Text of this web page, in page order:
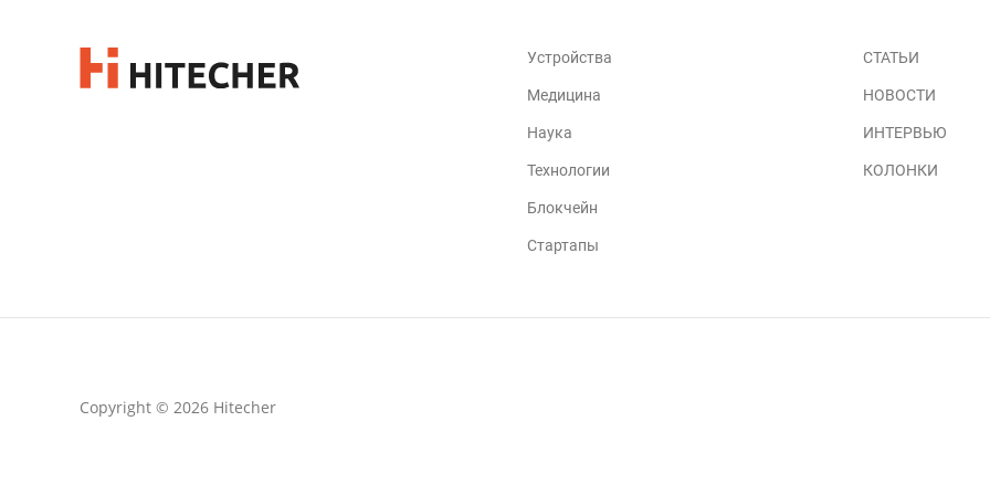
Устройства
Медицина
Наука
Технологии
Блокчейн
Стартапы
СТАТЬИ
НОВОСТИ
ИНТЕРВЬЮ
КОЛОНКИ
Copyright © 2026 Hitecher